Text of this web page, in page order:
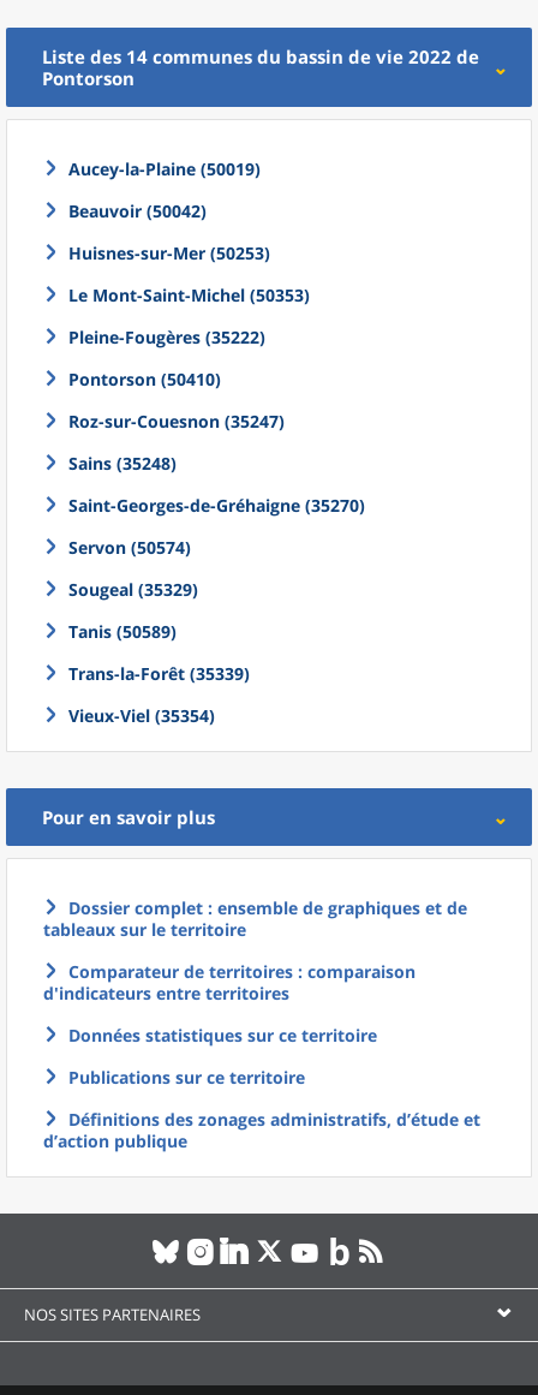
Liste des 14 communes du bassin de vie 2022 de
Pontorson
Aucey-la-Plaine (50019)
Beauvoir (50042)
Huisnes-sur-Mer (50253)
Le Mont-Saint-Michel (50353)
Pleine-Fougères (35222)
Pontorson (50410)
Roz-sur-Couesnon (35247)
Sains (35248)
Saint-Georges-de-Gréhaigne (35270)
Servon (50574)
Sougeal (35329)
Tanis (50589)
Trans-la-Forêt (35339)
Vieux-Viel (35354)
Pour en savoir plus
Dossier complet : ensemble de graphiques et de
tableaux sur le territoire
Comparateur de territoires : comparaison
d'indicateurs entre territoires
Données statistiques sur ce territoire
Publications sur ce territoire
Définitions des zonages administratifs, d’étude et
d’action publique
NOS SITES PARTENAIRES